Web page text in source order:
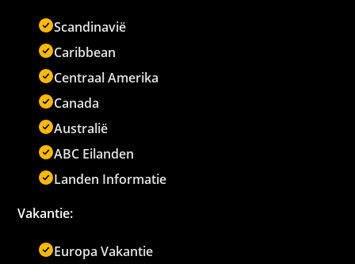
Scandinavië
Caribbean
Centraal Amerika
Canada
Australië
ABC Eilanden
Landen Informatie
Vakantie:
Europa Vakantie